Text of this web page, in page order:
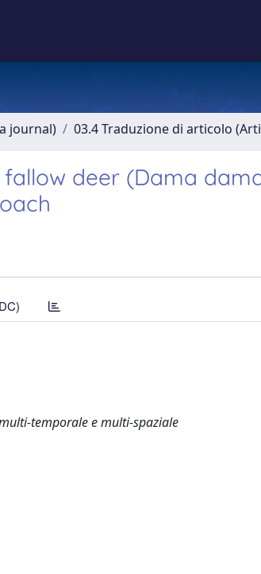
journal) 03.4 Traduzione di articolo
deer (Dama
temporale e multi-spaziale